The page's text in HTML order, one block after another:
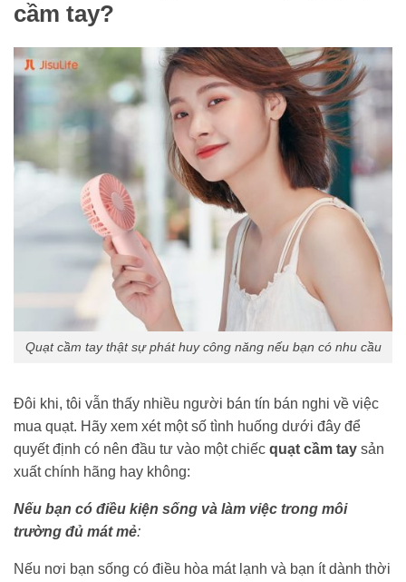
cầm tay?
Quạt cầm tay thật sự phát huy công năng nếu bạn có nhu cầu
Đôi khi, tôi vẫn thấy nhiều người bán tín bán nghi về việc
mua quạt. Hãy xem xét một số tình huống dưới đây để
quyết định có nên đầu tư vào một chiếc quạt cầm tay sản
xuất chính hãng hay không:
Nếu bạn có điều kiện sống và làm việc trong môi
trường đủ mát mẻ:
Nếu nơi bạn sống có điều hòa mát lạnh và bạn ít dành thời